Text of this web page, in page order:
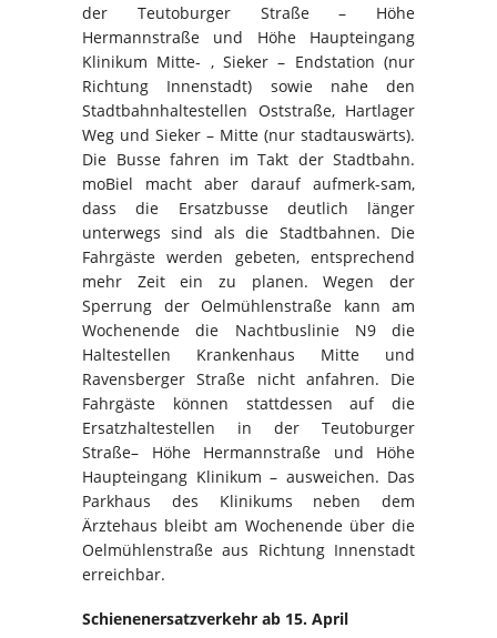
der Teutoburger Straße – Höhe
Hermannstraße und Höhe Haupteingang
Klinikum Mitte- , Sieker – Endstation (nur
Richtung Innenstadt) sowie nahe den
Stadtbahnhaltestellen Oststraße, Hartlager
Weg und Sieker – Mitte (nur stadtauswärts).
Die Busse fahren im Takt der Stadtbahn.
moBiel macht aber darauf aufmerk-sam,
dass die Ersatzbusse deutlich länger
unterwegs sind als die Stadtbahnen. Die
Fahrgäste werden gebeten, entsprechend
mehr Zeit ein zu planen. Wegen der
Sperrung der Oelmühlenstraße kann am
Wochenende die Nachtbuslinie N9 die
Haltestellen Krankenhaus Mitte und
Ravensberger Straße nicht anfahren. Die
Fahrgäste können stattdessen auf die
Ersatzhaltestellen in der Teutoburger
Straße– Höhe Hermannstraße und Höhe
Haupteingang Klinikum – ausweichen. Das
Parkhaus des Klinikums neben dem
Ärztehaus bleibt am Wochenende über die
Oelmühlenstraße aus Richtung Innenstadt
erreichbar.
Schienenersatzverkehr ab 15. April